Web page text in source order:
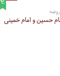
حسین و امام خمینی